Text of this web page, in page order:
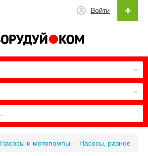
Войти
Насосы и мотопомпы Насосы, разное